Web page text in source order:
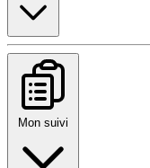
Mon suivi